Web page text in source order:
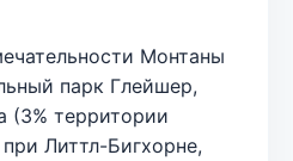
Монтаны
парк Глейшер,
(3% территории
Литтл-Бигхорне,